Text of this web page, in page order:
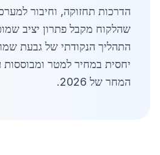
הדרכות תחזוקה, וחיבור
שהלקוח מקבל פתרון יציב
התהליך הנקודתי של גבעת
יחסית במחיר למטר ומבוססות
המחר של 2026.